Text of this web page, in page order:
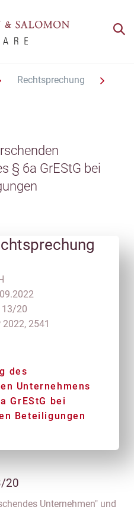
Rechtsprechung
§ 6a GrEStG bei
13/20
2022, 2541
des
Unternehmens
GrEStG bei
Beteiligungen
20
Unternehmen" und